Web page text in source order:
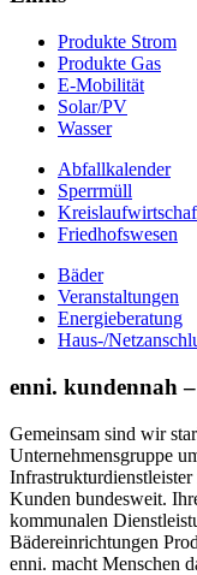
Produkte Strom
Produkte Gas
E-Mobilität
Solar/PV
Wasser
Abfallkalender
Sperrmüll
Friedhofswesen
Bäder
Veranstaltungen
Energieberatung
Haus-/
enni. kundennah
Gemeinsam sind wir
Unternehmensgruppe
Kunden bundesweit.
kommunalen
Bädereinrichtungen
enni. macht Menschen